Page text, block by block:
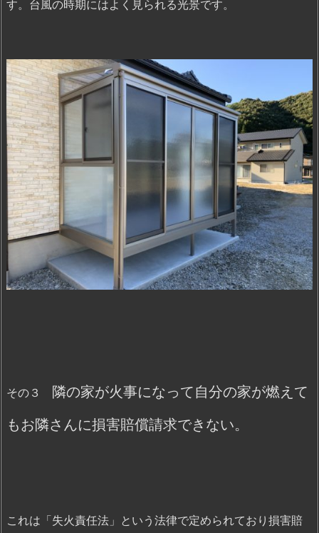
す。台風の時期にはよく見られる光景です。
その３ 隣の家が火事になって自分の家が燃えて
もお隣さんに損害賠償請求できない。
これは「失火責任法」という法律で定められており損害賠